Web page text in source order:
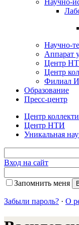
Научно-
Аппарат
Центр
Центр
Филиал
Образование
Пресс-центр
Центр
Центр НТИ
Уникальная
Вход на сайт
Запомнить меня
Забыли пароль? · О